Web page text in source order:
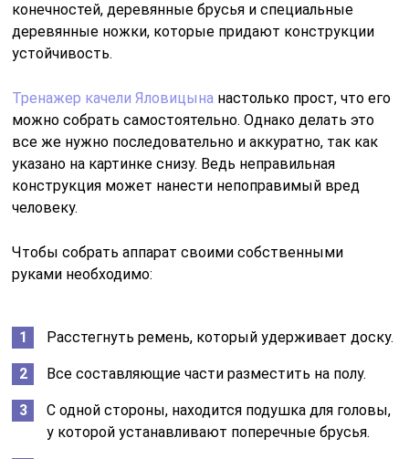
конечностей, деревянные брусья и специальные
деревянные ножки, которые придают конструкции
устойчивость.
Тренажер качели Яловицына настолько прост, что его
можно собрать самостоятельно. Однако делать это
все же нужно последовательно и аккуратно, так как
указано на картинке снизу. Ведь неправильная
конструкция может нанести непоправимый вред
человеку.
Чтобы собрать аппарат своими собственными
руками необходимо:
Расстегнуть ремень, который удерживает доску.
Все составляющие части разместить на полу.
С одной стороны, находится подушка для головы,
у которой устанавливают поперечные брусья.